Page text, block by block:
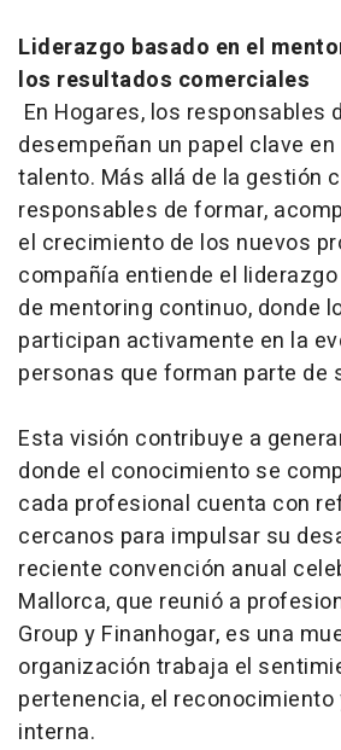
Liderazgo basado en el
los resultados comerciales
En Hogares, los responsables
desempeñan un papel clave
talento. Más allá de la gestión
responsables de formar,
el crecimiento de los nuevos
compañía entiende el
de mentoring continuo, donde
participan activamente en la
personas que forman parte de
Esta visión contribuye a
donde el conocimiento se
cada profesional cuenta con
cercanos para impulsar su
reciente convención anual
Mallorca, que reunió a
Group y Finanhogar, es una
organización trabaja el
pertenencia, el reconocimiento
interna.